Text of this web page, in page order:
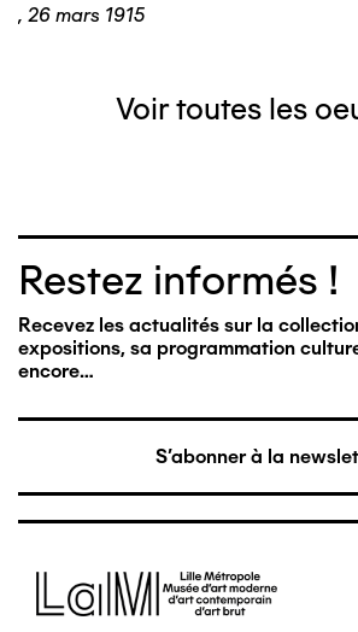
, 26 mars 1915
Voir toutes les
Restez informés !
Recevez les actualités sur la
expositions, sa programmation
encore…
S'abonner à la
Image